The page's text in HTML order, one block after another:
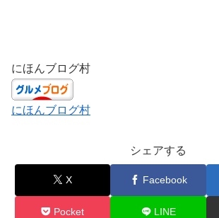
にほんブログ村
にほんブログ村
シェアする
X Facebook
Pocket LINE